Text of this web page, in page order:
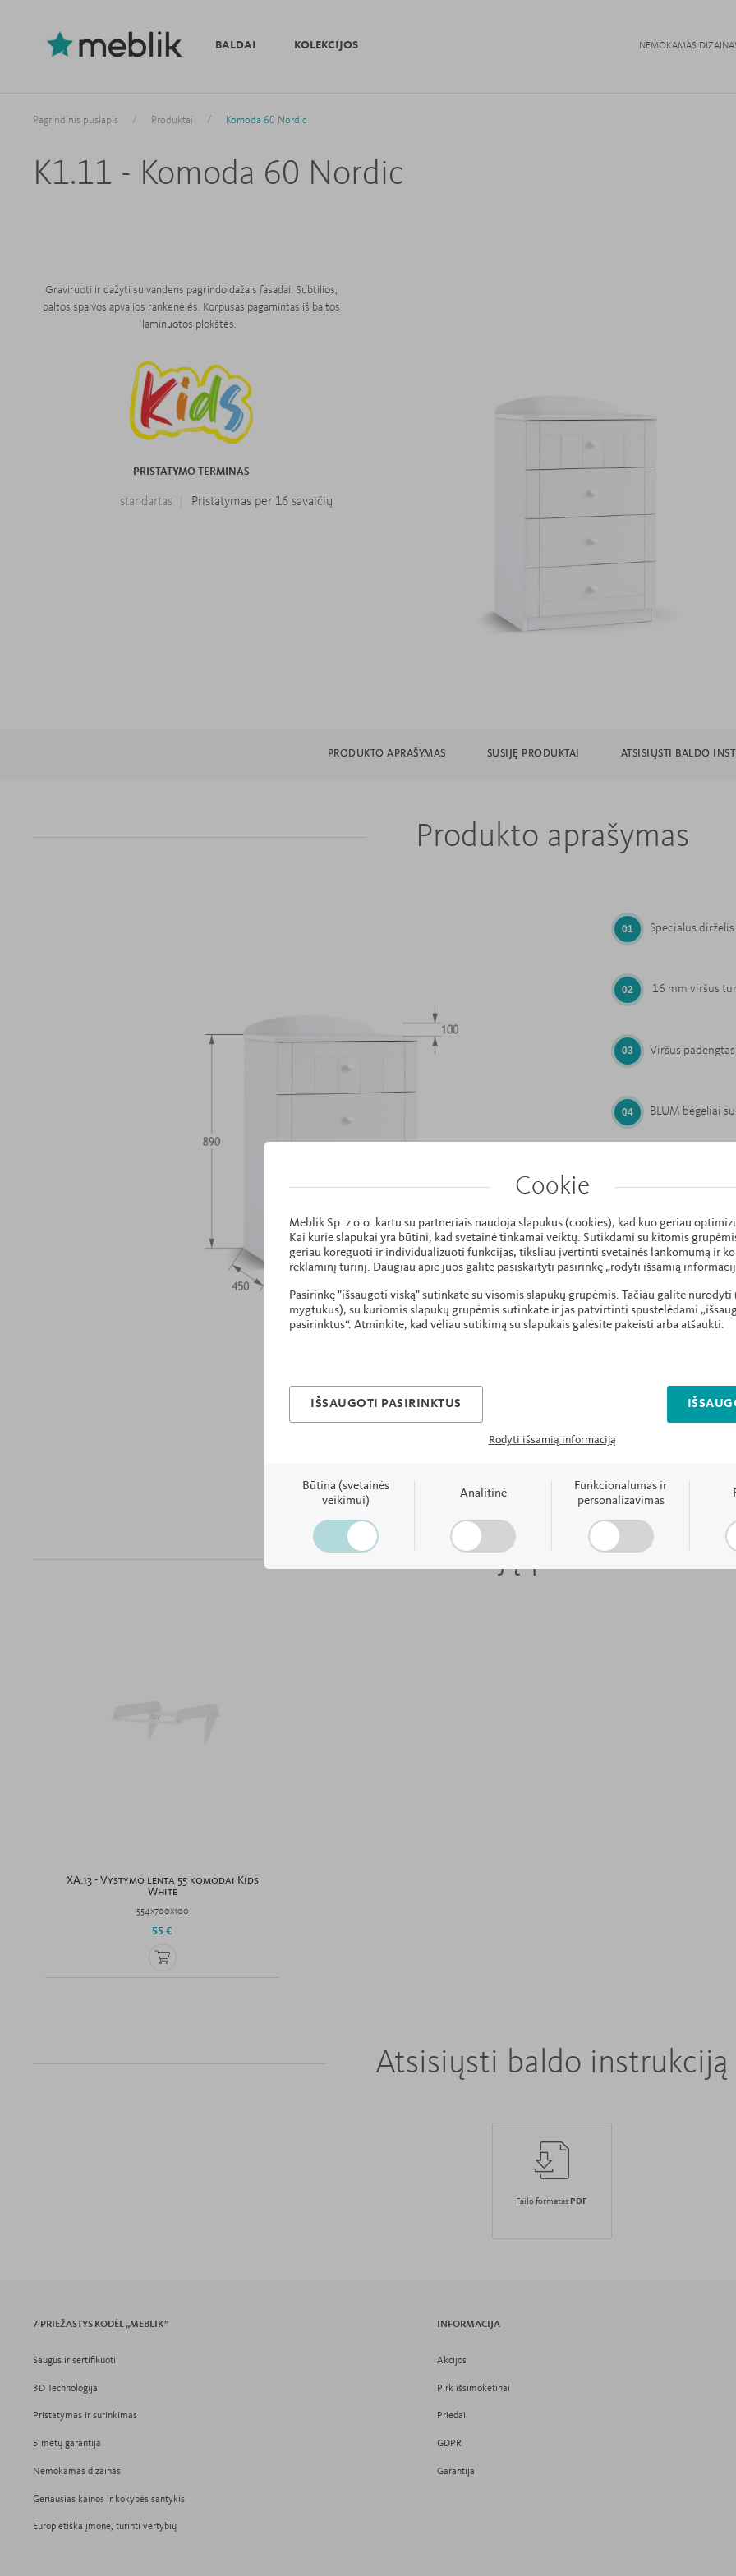
BALDAI KOLEKCIJOS NEMOKAMAS
Pagrindinis puslapis / Produktai / Komoda 60 Nordic
K1.11 - Komoda 60 Nordic
Graviruoti ir dažyti su vandens pagrindo dažais fasadai. Subtilios,
baltos spalvos apvalios rankenėlės. Korpusas pagamintas iš baltos
laminuotos plokštės.
PRISTATYMO TERMINAS
standartas Pristatymas per 16 savaičių
PRODUKTO APRAŠYMAS SUSIJĘ PRODUKTAI ATSISIŲSTI BALDO
Produkto aprašymas
Specialus
16 mm viršus
Viršus
BLUM bėgeliai
Stabili
plokšte.
Fasadai
apsauga, kurios
įskilimams.
Užapvalinti
Korpusas -
įbrėžimams.
Susiję produktai
XA.13 - Vystymo lenta 55 komodai Kids
White
554x700x100
55 €
Atsisiųsti baldo instrukciją
Failo formatas PDF
7 PRIEŽASTYS KODĖL „MEBLIK”
Saugūs ir sertifikuoti
3D Technologija
Pristatymas ir surinkimas
5 metų garantija
Nemokamas dizainas
Geriausias kainos ir kokybės santykis
Europietiška įmonė, turinti vertybių
INFORMACIJA
Akcijos
Pirk išsimokėtinai
Priedai
GDPR
Garantija
Cookie
Meblik Sp. z o.o. kartu su partneriais naudoja slapukus (cookies), kad kuo geriau
Kai kurie slapukai yra būtini, kad svetainė tinkamai veiktų. Sutikdami su kitomis
geriau koreguoti ir individualizuoti funkcijas, tiksliau įvertinti svetainės lankomumą ir
reklaminį turinį. Daugiau apie juos galite pasiskaityti pasirinkę „rodyti išsamią
Pasirinkę "išsaugoti viską" sutinkate su visomis slapukų grupėmis. Tačiau galite nurodyti
mygtukus), su kuriomis slapukų grupėmis sutinkate ir jas patvirtinti spustelėdami
pasirinktus“. Atminkite, kad vėliau sutikimą su slapukais galėsite pakeisti arba atšaukti.
IŠSAUGOTI PASIRINKTUS
Rodyti išsamią informaciją
Būtina (svetainės
veikimui)
Analitinė
Funkcionalumas ir
personalizavimas